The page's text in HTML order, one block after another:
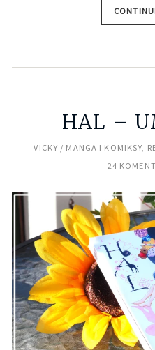
HAL –
VICKY MANGA I KOMIKSY,
24